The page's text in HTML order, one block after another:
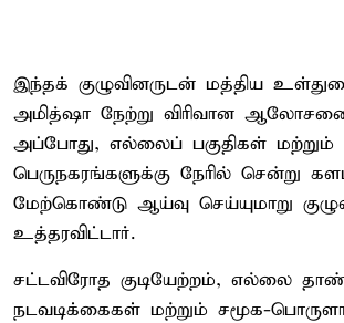
இந்தக் குழுவினருடன் மத்திய
அமித்ஷா நேற்று விரிவான
அப்போது, எல்லைப் பகுதிகள் மற்றும்
பெருநகரங்களுக்கு நேரில் சென்று
மேற்கொண்டு ஆய்வு செய்யுமாறு
உத்தரவிட்டார்.
சட்டவிரோத குடியேற்றம், எல்லை
நடவடிக்கைகள் மற்றும் சமூக-